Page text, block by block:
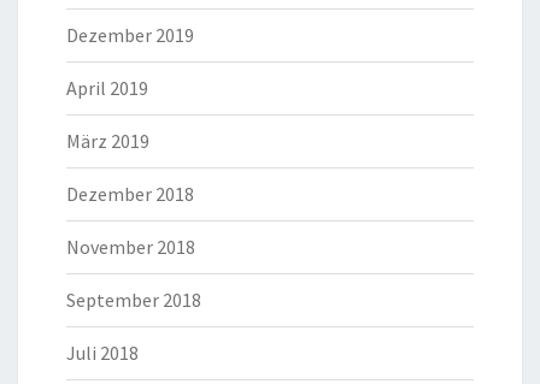
Dezember 2019
April 2019
März 2019
Dezember 2018
November 2018
September 2018
Juli 2018